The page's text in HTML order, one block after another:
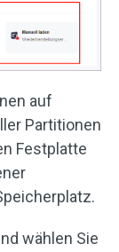
auf
Partitionen
Festplatte
wählen Sie